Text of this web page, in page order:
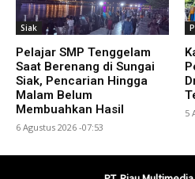
Siak
Pelajar SMP Tenggelam
Saat Berenang di Sungai
Siak, Pencarian Hingga
Malam Belum
Membuahkan Hasil
6 Agustus 2026 -07:53
5